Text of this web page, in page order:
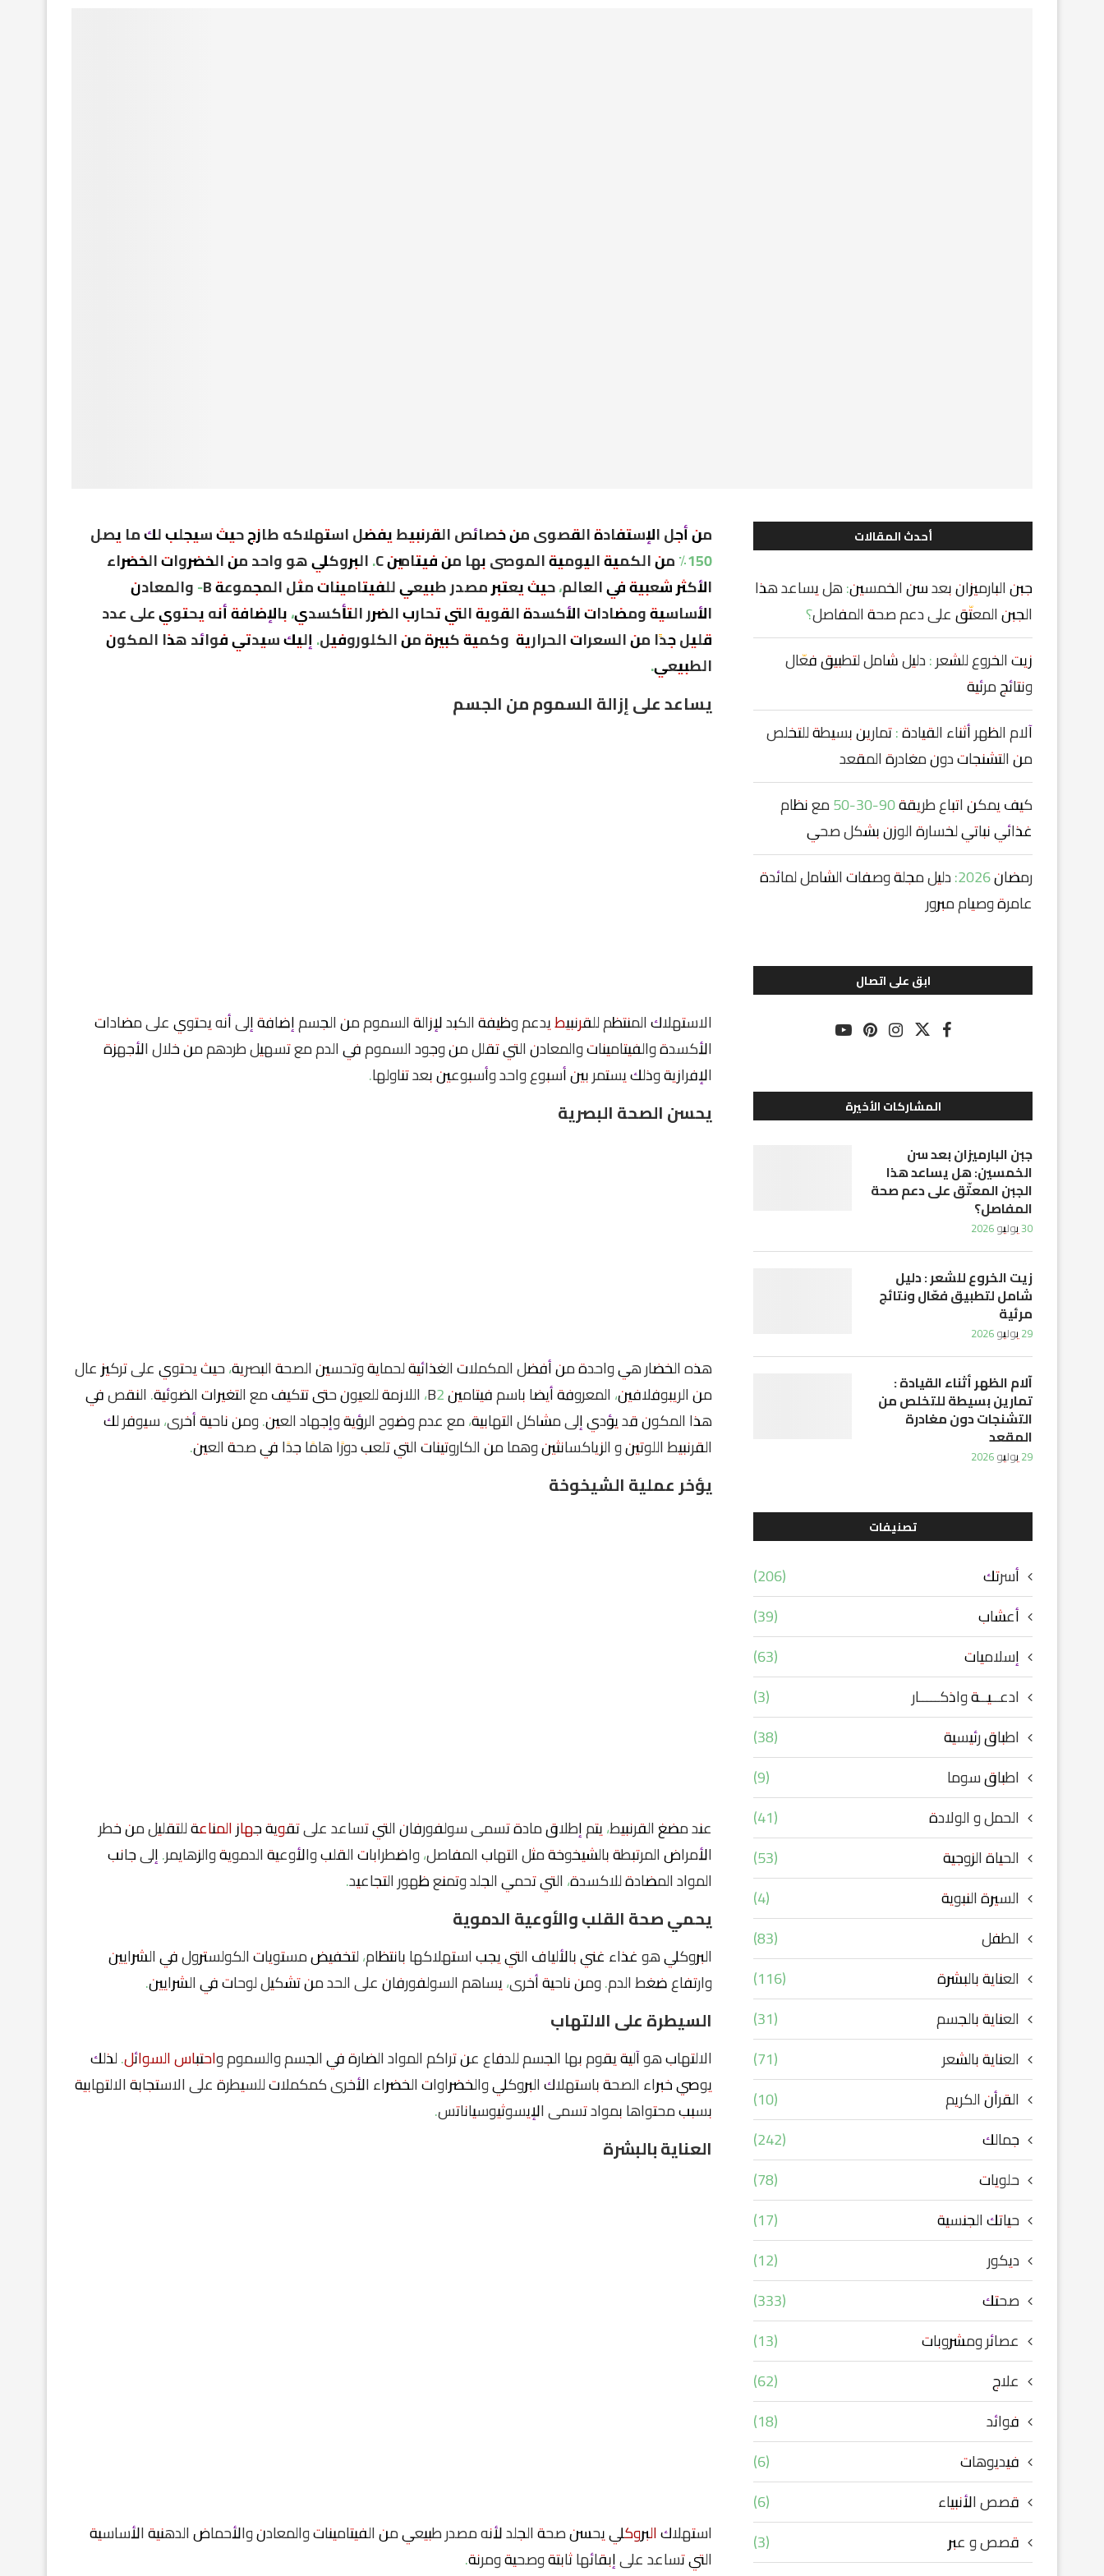
من أجل الإستفادة القصوى من خصائص القرنبيط يفضل استهلاكه طازج حيث سيجلب لك ما يصل
150٪ من الكمية اليومية الموصى بها من فيتامين C. البروكلي هو واحد من الخضروات الخضراء
الأكثر شعبية في العالم، حيث يعتبر مصدر طبيعي للفيتامينات مثل المجموعة B- والمعادن
الأساسية ومضادات الأكسدة القوية التي تحارب الضرر التأكسدي، بالإضافة أنه يحتوي على عدد
قليل جدًا من السعرات الحرارية وكمية كبيرة من الكلوروفيل. إليك سيدتي فوائد هذا المكون
الطبيعي.
يساعد على إزالة السموم من الجسم
الاستهلاك المنتظم للقرنبيطيدعم وظيفة الكبد لإزالة السموم من الجسم إضافة إلى أنه يحتوي على مضادات
الأكسدة والفيتامينات والمعادن التي تقلل من وجود السموم في الدم مع تسهيل طردهم من خلال الأجهزة
الإفرازية وذلك يستمر بين أسبوع واحد وأسبوعين بعد تناولها.
يحسن الصحة البصرية
هذه الخضار هي واحدة من أفضل المكملات الغذائية لحماية وتحسين الصحة البصرية، حيث يحتوي على تركيز عال
من الريبوفلافين، المعروفة أيضا باسم فيتامين B2، اللازمة للعيون حتى تتكيف مع التغيرات الضوئية. النقص في
هذا المكون قد يؤدي إلى مشاكل التهابية، مع عدم وضوح الرؤية وإجهاد العين. ومن ناحية أخرى، سيوفر لك
القرنبيط اللوتين و الزياكسانثين وهما من الكاروتينات التي تلعب دورًا هامًا جدًا في صحة العين.
يؤخر عملية الشيخوخة
عند مضغ القرنبيط، يتم إطلاق مادة تسمى سولفورفان التي تساعد علىتقوية جهاز المناعةللتقليل من خطر
الأمراض المرتبطة بالشيخوخة مثل التهاب المفاصل، واضطرابات القلب والأوعية الدموية والزهايمر. إلى جانب
المواد المضادة للاكسدة، التي تحمي الجلد وتمنع ظهور التجاعيد.
يحمي صحة القلب والأوعية الدموية
البروكلي هو غذاء غني بالألياف التي يجب استهلاكها بانتظام، لتخفيض مستويات الكولسترول في الشرايين
وارتفاع ضغط الدم. ومن ناحية أخرى، يساهم السولفورفان على الحد من تشكيل لوحات في الشرايين.
السيطرة على الالتهاب
الالتهاب هو آلية يقوم بها الجسم للدفاع عن تراكم المواد الضارة في الجسم والسموم واحتباس السوائل. لذلك
يوصي خبراء الصحة باستهلاك البروكلي والخضراوات الخضراء الأخرى كمكملات للسيطرة على الاستجابة الالتهابية
بسبب محتواها بمواد تسمى الإيسوثيوسياناتس.
العناية بالبشرة
استهلاكالبروكلييحسن صحة الجلد لأنه مصدر طبيعي من الفيتامينات والمعادن والأحماض الدهنية الأساسية
التي تساعد على إبقائها ثابتة وصحية ومرنة.
أحدث المقالات
جبن البارميزان بعد سن الخمسين: هل يساعد هذا
الجبن المعتّق على دعم صحة المفاصل؟
زيت الخروع للشعر : دليل شامل لتطبيق فعّال
ونتائج مرئية
آلام الظهر أثناء القيادة : تمارين بسيطة للتخلص
من التشنجات دون مغادرة المقعد
كيف يمكن اتباع طريقة 90-30-50 مع نظام
غذائي نباتي لخسارة الوزن بشكل صحي
رمضان 2026: دليل مجلة وصفات الشامل لمائدة
عامرة وصيام مبرور
ابق على اتصال
المشاركات الأخيرة
جبن البارميزان بعد سن
الخمسين: هل يساعد هذا
الجبن المعتّق على دعم صحة
المفاصل؟
30 يوليو 2026
زيت الخروع للشعر : دليل
شامل لتطبيق فعّال ونتائج
مرئية
29 يوليو 2026
آلام الظهر أثناء القيادة :
تمارين بسيطة للتخلص من
التشنجات دون مغادرة
المقعد
29 يوليو 2026
تصنيفات
أسرتك
(206)
أعشاب
(39)
إسلاميات
(63)
ادعــيــة واذكـــــار
(3)
اطباق رئيسية
(38)
اطباق سوما
(9)
الحمل و الولادة
(41)
الحياة الزوجية
(53)
السيرة النبوية
(4)
الطفل
(83)
العناية بالبشرة
(116)
العناية بالجسم
(31)
العناية بالشعر
(71)
القرأن الكريم
(10)
جمالك
(242)
حلويات
(78)
حياتك الجنسية
(17)
ديكور
(12)
صحتك
(333)
عصائر ومشروبات
(13)
علاج
(62)
فوائد
(18)
فيديوهات
(6)
قصص الأنبياء
(6)
قصص و عبر
(3)